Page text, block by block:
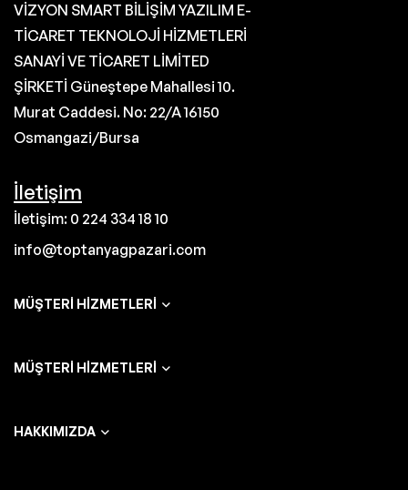
VİZYON SMART BİLİŞİM YAZILIM E-
TİCARET TEKNOLOJİ HİZMETLERİ
SANAYİ VE TİCARET LİMİTED
ŞİRKETİ Güneştepe Mahallesi 10.
Murat Caddesi. No: 22/A 16150
Osmangazi/Bursa
İletişim
İletişim: 0 224 334 18 10
info@toptanyagpazari.com
MÜŞTERI HIZMETLERI
MÜŞTERI HIZMETLERI
HAKKIMIZDA